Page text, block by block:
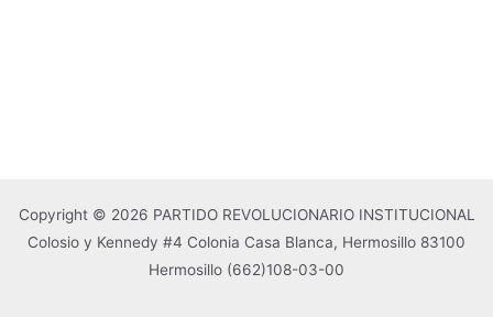
Copyright © 2026 PARTIDO REVOLUCIONARIO INSTITUCIONAL
Colosio y Kennedy #4 Colonia Casa Blanca, Hermosillo 83100
Hermosillo (662)108-03-00